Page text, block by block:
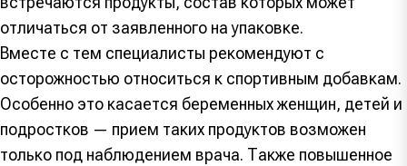
отличаться от заявленного на упаковке.
Вместе с тем специалисты рекомендуют с
осторожностью относиться к спортивным добавкам.
Особенно это касается беременных женщин, детей и
подростков — прием таких продуктов возможен
только под наблюдением врача. Также повышенное